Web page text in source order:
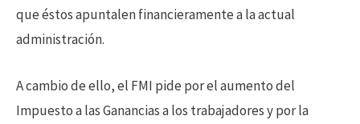
que éstos apuntalen financieramente a la actual
administración.
A cambio de ello, el FMI pide por el aumento del
Impuesto a las Ganancias a los trabajadores y por la